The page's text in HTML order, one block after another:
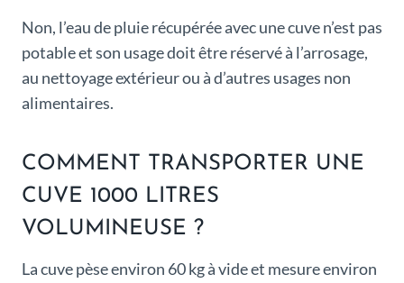
Non, l’eau de pluie récupérée avec une cuve n’est pas
potable et son usage doit être réservé à l’arrosage,
au nettoyage extérieur ou à d’autres usages non
alimentaires.
COMMENT TRANSPORTER UNE
CUVE 1000 LITRES
VOLUMINEUSE ?
La cuve pèse environ 60 kg à vide et mesure environ